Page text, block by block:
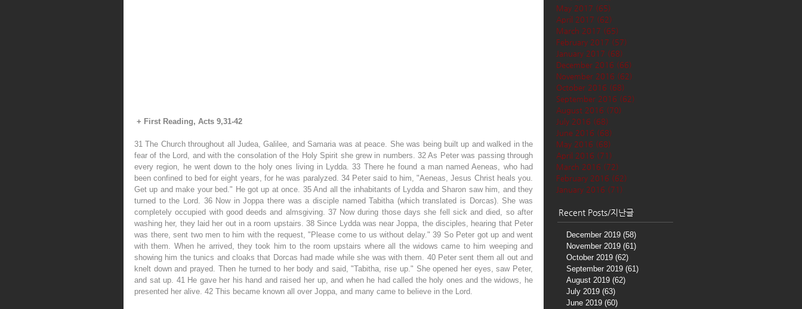
May 2017 (65)
April 2017 (62)
March 2017 (65)
February 2017 (57)
January 2017 (68)
December 2016 (66)
November 2016 (62)
October 2016 (68)
September 2016 (62)
August 2016 (70)
July 2016 (68)
June 2016 (68)
May 2016 (68)
April 2016 (71)
March 2016 (72)
February 2016 (62)
January 2016 (71)
Recent Posts/지난글
December 2019 (58)
November 2019 (61)
October 2019 (62)
September 2019 (61)
August 2019 (62)
July 2019 (63)
June 2019 (60)
+ First Reading, Acts 9,31-42
31 The Church throughout all Judea, Galilee, and Samaria was at peace. She was being built up and walked in the
fear of the Lord, and with the consolation of the Holy Spirit she grew in numbers. 32 As Peter was passing through
every region, he went down to the holy ones living in Lydda. 33 There he found a man named Aeneas, who had
been confined to bed for eight years, for he was paralyzed. 34 Peter said to him, "Aeneas, Jesus Christ heals you.
Get up and make your bed." He got up at once. 35 And all the inhabitants of Lydda and Sharon saw him, and they
turned to the Lord. 36 Now in Joppa there was a disciple named Tabitha (which translated is Dorcas). She was
completely occupied with good deeds and almsgiving. 37 Now during those days she fell sick and died, so after
washing her, they laid her out in a room upstairs. 38 Since Lydda was near Joppa, the disciples, hearing that Peter
was there, sent two men to him with the request, "Please come to us without delay." 39 So Peter got up and went
with them. When he arrived, they took him to the room upstairs where all the widows came to him weeping and
showing him the tunics and cloaks that Dorcas had made while she was with them. 40 Peter sent them all out and
knelt down and prayed. Then he turned to her body and said, "Tabitha, rise up." She opened her eyes, saw Peter,
and sat up. 41 He gave her his hand and raised her up, and when he had called the holy ones and the widows, he
presented her alive. 42 This became known all over Joppa, and many came to believe in the Lord.